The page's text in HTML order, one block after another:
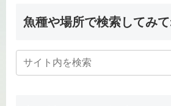
魚種や場所で検索してみ